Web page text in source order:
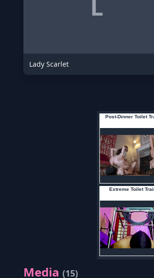
L
Lady Scarlet
Media (15)